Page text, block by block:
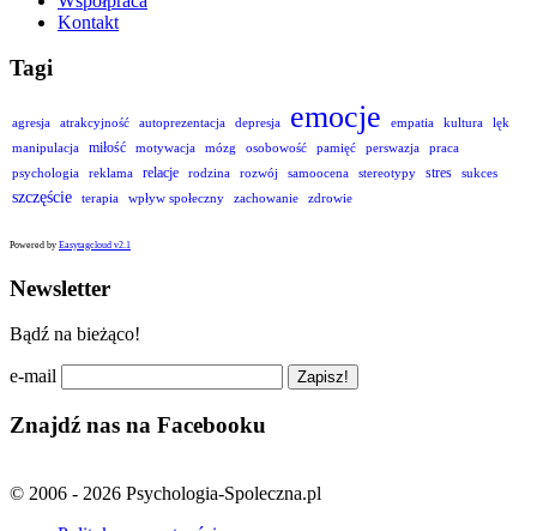
Kontakt
Tagi
agresja atrakcyjność autoprezentacja depresja emocje empatia kultura
lęk
manipulacja
miłość motywacja mózg osobowość pamięć perswazja
praca
psychologia
reklama relacje rodzina rozwój samoocena stereotypy stres sukces
szczęście terapia wpływ społeczny zachowanie zdrowie
Powered by Easytagcloud v2.1
Newsletter
Bądź na bieżąco!
e-mail
Znajdź nas na Facebooku
© 2006 - 2026 Psychologia-Spoleczna.pl